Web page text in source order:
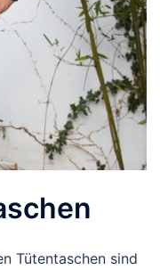
Tütentaschen sind